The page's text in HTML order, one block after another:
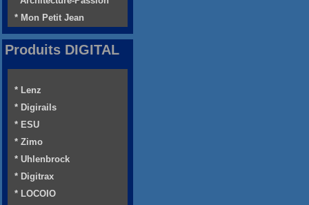
* Mon Petit Jean
Produits DIGITAL
* Lenz
* Digirails
* ESU
* Zimo
* Uhlenbrock
* Digitrax
* LOCOIO